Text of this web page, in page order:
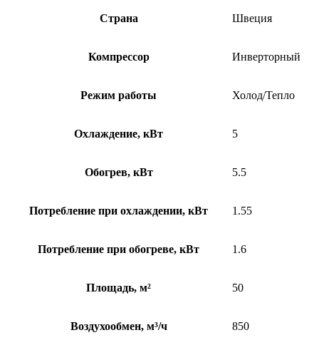
Страна Швеция
Компрессор Инверторный
Режим работы Холод/Тепло
Охлаждение, кВт 5
Обогрев, кВт 5.5
Потребление при охлаждении, кВт 1.55
Потребление при обогреве, кВт 1.6
Площадь, м² 50
Воздухообмен, м³/ч 850